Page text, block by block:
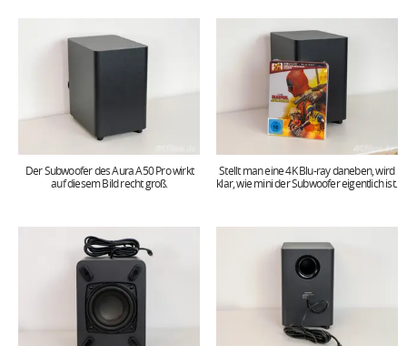
Der Subwoofer des Aura A50 Pro wirkt
auf diesem Bild recht groß.
Stellt man eine 4K Blu-ray daneben, wird
klar, wie mini der Subwoofer eigentlich ist.